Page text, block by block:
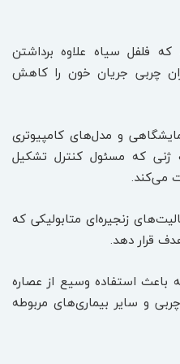
فلفل سیاه علاوه برداشتن
چربی جریان خون را کاهش
و مدل‌های کامپیوتری
ژنی که مسئول کنترل تشکیل
می‌کند.
زنجیره‌ای متابولیکی که
قرار دهد.
باعث استفاده وسیع از عصاره
و سایر بیماری‌های مربوطه